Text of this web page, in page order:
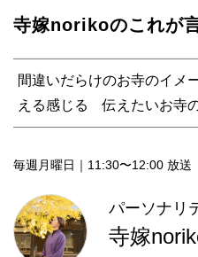
寺嫁norikoのこれが
間違いだらけのお寺のイメ
える感じる 伝えたいお寺
毎週月曜日｜11:30〜12:00 放送
パーソナリ
寺嫁